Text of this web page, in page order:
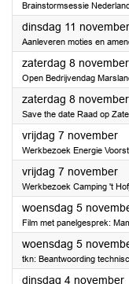
Brainstormsessie
dinsdag 11 november
Aanleveren moties en
zaterdag 8 november
Open Bedrijvendag
zaterdag 8 november
Save the date Raad op
vrijdag 7 november
Werkbezoek Energie Voorst
vrijdag 7 november
Werkbezoek Camping 't
woensdag 5
Film met panelgesprek:
woensdag 5
tkn: Beantwoording
dinsdag 4 november